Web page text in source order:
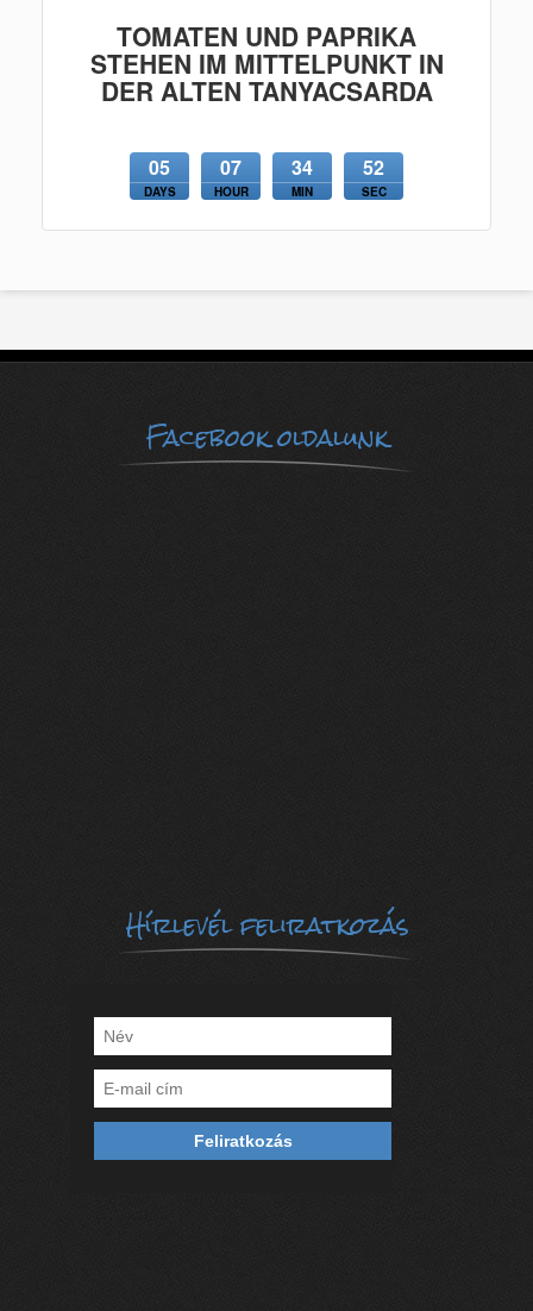
TOMATEN UND PAPRIKA
STEHEN IM MITTELPUNKT IN
DER ALTEN TANYACSARDA
05
DAYS
07
HOUR
34
MIN
51
SEC
Facebook oldalunk
Hírlevél feliratkozás